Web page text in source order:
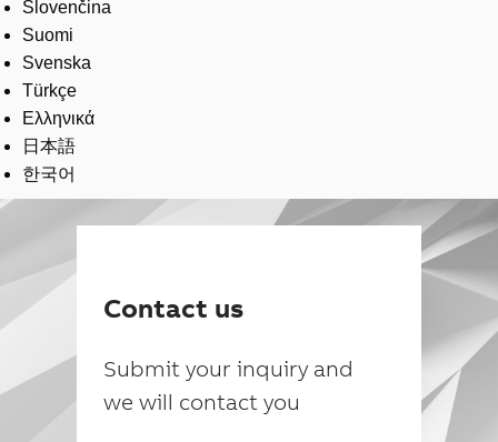
Slovenčina
Suomi
Svenska
Türkçe
Ελληνικά
日本語
한국어
Contact us
Submit your inquiry and
we will contact you